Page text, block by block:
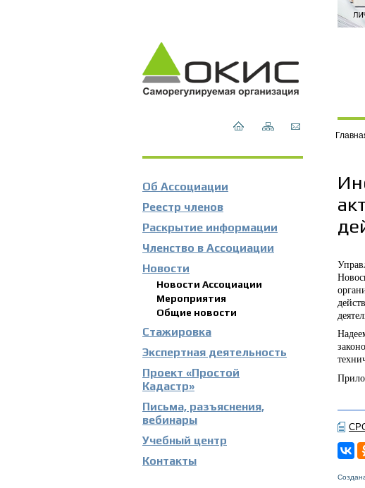
Об Ассоциации
Реестр членов
Раскрытие информации
Членство в Ассоциации
Новости
Новости Ассоциации
Мероприятия
Общие новости
Стажировка
Экспертная деятельность
Проект «Простой
Кадастр»
Письма, разъяснения,
вебинары
Учебный центр
Контакты